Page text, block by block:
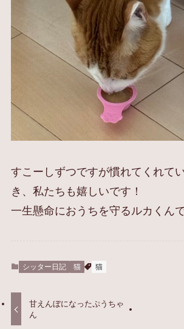
すこーしずつですが慣れてくれて
き、私たちも嬉しいです！
一生懸命におうちを守るルカくん
シッター日記 猫 猫
甘えんぼになったぷうちゃ
ん